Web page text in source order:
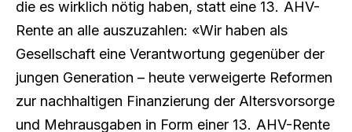
die es wirklich nötig haben, statt eine 13. AHV-
Rente an alle auszuzahlen: «Wir haben als
Gesellschaft eine Verantwortung gegenüber der
jungen Generation – heute verweigerte Reformen
zur nachhaltigen Finanzierung der Altersvorsorge
und Mehrausgaben in Form einer 13. AHV-Rente